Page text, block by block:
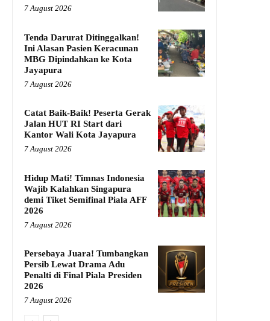
7 August 2026
Tenda Darurat Ditinggalkan!
Ini Alasan Pasien Keracunan
MBG Dipindahkan ke Kota
Jayapura
7 August 2026
Catat Baik-Baik! Peserta Gerak
Jalan HUT RI Start dari
Kantor Wali Kota Jayapura
7 August 2026
Hidup Mati! Timnas Indonesia
Wajib Kalahkan Singapura
demi Tiket Semifinal Piala AFF
2026
7 August 2026
Persebaya Juara! Tumbangkan
Persib Lewat Drama Adu
Penalti di Final Piala Presiden
2026
7 August 2026